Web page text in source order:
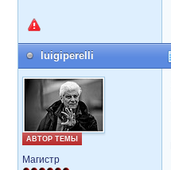
luigiperelli
АВТОР ТЕМЫ
Магистр